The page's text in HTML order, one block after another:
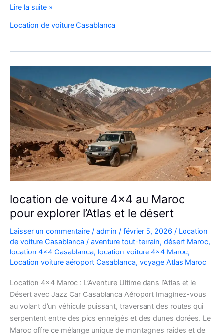
Location
Rover
Casablanca
Lire la suite »
Location de voiture Casablanca
location de voiture 4×4 au Maroc
pour explorer l’Atlas et le désert
Laisser un commentaire / admin / février 5, 2026 / Location
de voiture Casablanca / aventure tout-terrain, désert Maroc,
location 4x4 Casablanca, location voiture 4x4 Maroc,
Location voiture aéroport Casablanca, voyage Atlas Maroc
Location 4×4 Maroc : L’Aventure Ultime dans l’Atlas et le
Désert avec Jazz Car Casablanca Aéroport Imaginez-vous
au volant d’un véhicule puissant, traversant des routes qui
serpentent entre des pics enneigés et des dunes dorées. Le
Maroc offre ce mélange unique de montagnes raides et de